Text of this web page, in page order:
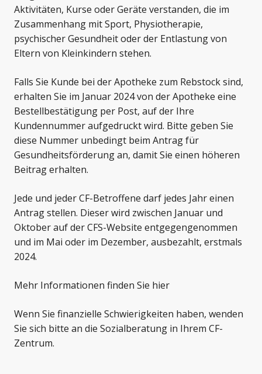
Aktivitäten, Kurse oder Geräte verstanden, die im
Zusammenhang mit Sport, Physiotherapie,
psychischer Gesundheit oder der Entlastung von
Eltern von Kleinkindern stehen.
Falls Sie Kunde bei der Apotheke zum Rebstock sind,
erhalten Sie im Januar 2024 von der Apotheke eine
Bestellbestätigung per Post, auf der Ihre
Kundennummer aufgedruckt wird. Bitte geben Sie
diese Nummer unbedingt beim Antrag für
Gesundheitsförderung an, damit Sie einen höheren
Beitrag erhalten.
Jede und jeder CF-Betroffene darf jedes Jahr einen
Antrag stellen. Dieser wird zwischen Januar und
Oktober auf der CFS-Website entgegengenommen
und im Mai oder im Dezember, ausbezahlt, erstmals
2024.
Mehr Informationen finden Sie hier
Wenn Sie finanzielle Schwierigkeiten haben, wenden
Sie sich bitte an die Sozialberatung in Ihrem CF-
Zentrum.